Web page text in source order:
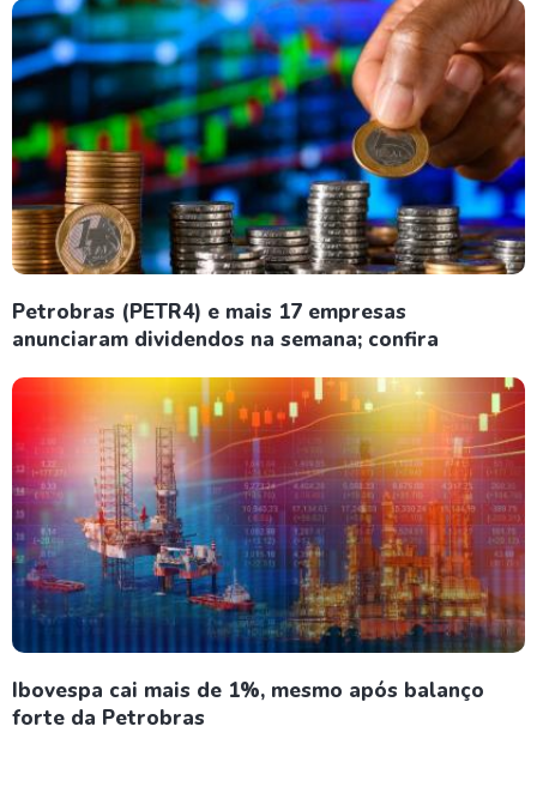
Petrobras (PETR4) e mais 17 empresas
anunciaram dividendos na semana; confira
Ibovespa cai mais de 1%, mesmo após balanço
forte da Petrobras